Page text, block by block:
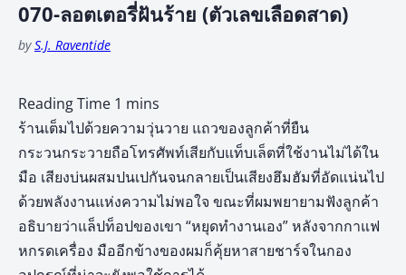
070-ลอตเตอรี่ฝันร้าย (ตัวเลขเลือดสาด)
byS.J. Raventide
ร้านเต็มไปด้วยความวุ่นวาย แถวของลูกค้าที่ยืน
กระวนกระวายถือโทรศัพท์เสียกับแท็บเล็ตที่ใช้งานไม่ได้ใน
มือ เสียงบ่นผสมปนเปกันจนกลายเป็นเสียงฮึมฮัมที่อัดแน่นไป
ด้วยพลังงานแห่งความไม่พอใจ ขณะที่ผมพยายามฟังลูกค้า
อธิบายว่าแล็ปท็อปของเขา “หยุดทำงานเอง” หลังจากกาแฟ
หกรดเครื่อง มืออีกข้างของผมก็คุ้ยหาสายชาร์จในกอง